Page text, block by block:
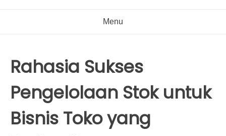
Menu
Rahasia Sukses
Pengelolaan Stok untuk
Bisnis Toko yang